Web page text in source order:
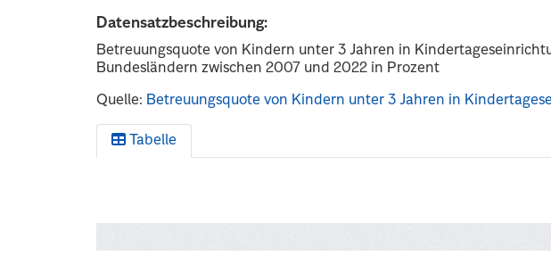
Datensatzbeschreibung:
Betreuungsquote von Kindern unter 3 Jahren in
Bundesländern zwischen 2007 und 2022 in Prozent
Quelle: Betreuungsquote von Kindern unter 3 Jahren in
Tabelle